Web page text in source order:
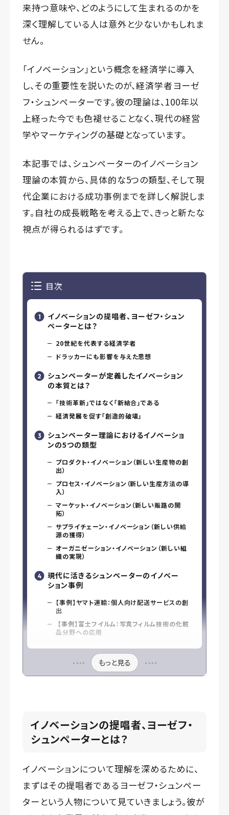
来持つ意味や、どのようにして生まれるのかを
深く理解している人は意外と少ないかもしれま
せん。
「イノベーション」という概念を経済学に導入
し、その重要性を説いたのが、経済学者ヨーゼ
フ・シュンペーターです。彼の理論は、100年以
上経った今でも色褪せることなく、現代の経営
学やマーケティングの基礎となっています。
本記事では、シュンペーターのイノベーション
理論の本質から、具体的な5つの類型、そして現
代企業における成功事例までを詳しく解説しま
す。自社の成長戦略を考える上で、きっと新たな
視点が得られるはずです。
目次
イノベーションの提唱者、ヨーゼフ・シュン
ペーターとは？
20世紀を代表する経済学者
ドラッカーにも影響を与えた思想
シュンペーターが定義したイノベーション
の本質とは？
「技術革新」ではなく「新結合」である
経済発展を促す「創造的破壊」
シュンペーター理論におけるイノベーショ
ンの5つの類型
プロダクト・イノベーション（新しい生産物の創
出）
プロセス・イノベーション（新しい生産方法の導
入）
マーケット・イノベーション（新しい販路の開
拓）
サプライチェーン・イノベーション（新しい供給
源の獲得）
オーガニゼーション・イノベーション（新しい組
織の実現）
現代に活きるシュンペーターのイノベー
ション事例
【事例】ヤマト運輸：個人向け配送サービスの創
出
【事例】富士フイルム：写真フィルム技術の化粧
品分野への応用
もっと見る
イノベーションの提唱者、ヨーゼフ・
シュンペーターとは？
イノベーションについて理解を深めるために、
まずはその提唱者であるヨーゼフ・シュンペー
ターという人物について見ていきましょう。彼が